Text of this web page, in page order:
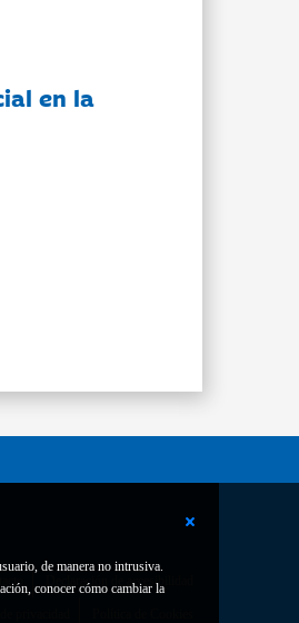
de manera no intrusiva.
conocer cómo cambiar la
en la
Declaración de accesibilidad